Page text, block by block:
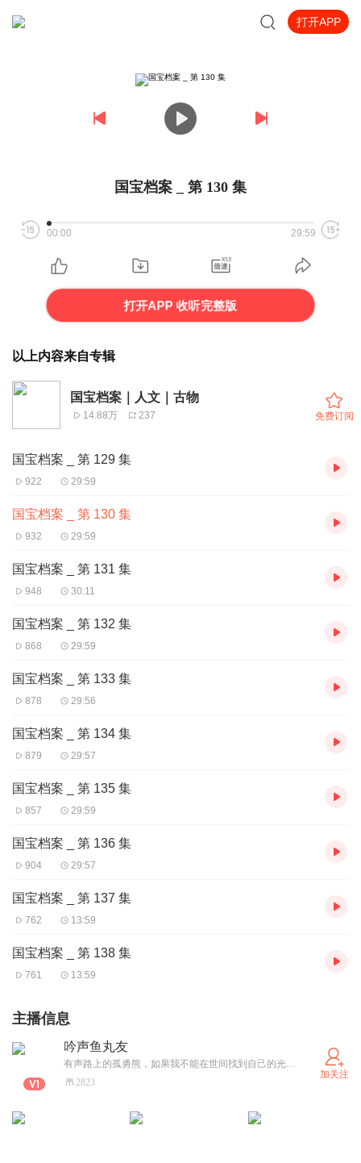
打开APP
国宝档案 _ 第 130 集
00:00 29:59
打开APP 收听完整版
以上内容来自专辑
国宝档案｜人文｜古物
14.88万 237 免费订阅
国宝档案 _ 第 129 集
922 29:59
国宝档案 _ 第 130 集
932 29:59
国宝档案 _ 第 131 集
948 30:11
国宝档案 _ 第 132 集
868 29:59
国宝档案 _ 第 133 集
878 29:56
国宝档案 _ 第 134 集
879 29:57
国宝档案 _ 第 135 集
857 29:59
国宝档案 _ 第 136 集
904 29:57
国宝档案 _ 第 137 集
762 13:59
国宝档案 _ 第 138 集
761 13:59
主播信息
吟声鱼丸友
有声路上的孤勇熊，如果我不能在世间找到自己的光，那我就化身成光照亮世界燃烧自己，活出自己的精彩！普通话二级甲等，钟祥市朗诵协会会员，喜欢听音乐，朗诵，希望成为一个眼中有光的声音工作者！
2823
加关注